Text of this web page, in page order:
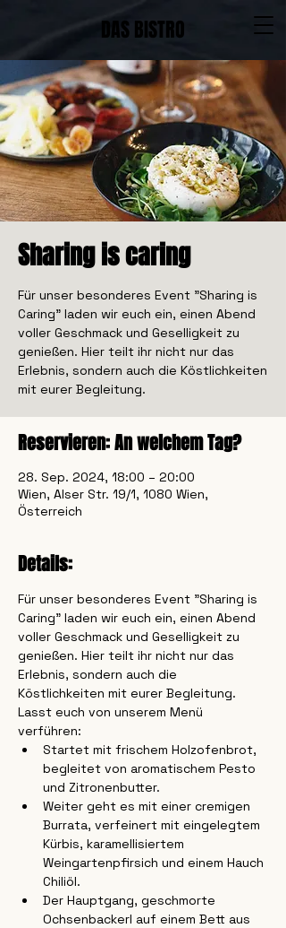
DAS BISTRO
Sharing is caring
Für unser besonderes Event "Sharing is
Caring" laden wir euch ein, einen Abend
voller Geschmack und Geselligkeit zu
genießen. Hier teilt ihr nicht nur das
Erlebnis, sondern auch die Köstlichkeiten
mit eurer Begleitung.
Reservieren: An welchem Tag?
28. Sep. 2024, 18:00 – 20:00
Wien, Alser Str. 19/1, 1080 Wien,
Österreich
Details:
Für unser besonderes Event "Sharing is
Caring" laden wir euch ein, einen Abend
voller Geschmack und Geselligkeit zu
genießen. Hier teilt ihr nicht nur das
Erlebnis, sondern auch die
Köstlichkeiten mit eurer Begleitung.
Lasst euch von unserem Menü
verführen:
Startet mit frischem Holzofenbrot,
begleitet von aromatischem Pesto
und Zitronenbutter.
Weiter geht es mit einer cremigen
Burrata, verfeinert mit eingelegtem
Kürbis, karamellisiertem
Weingartenpfirsich und einem Hauch
Chiliöl.
Der Hauptgang, geschmorte
Ochsenbackerl auf einem Bett aus